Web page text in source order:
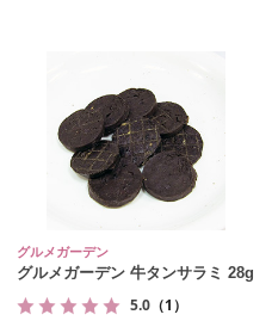
グルメガーデン
グルメガーデン 牛タンサラミ 28g
5.0 （1）